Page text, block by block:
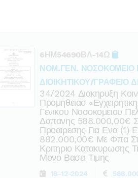
6ΗΜ54690ΒΛ-14Ω
ΝΟΜ.ΓΕΝ. ΝΟΣΟΚΟΜΕΙΟ
ΔΙΟΙΚΗΤΙΚΟΥ/ΓΡΑΦΕΙΟ
34/2024 Διακηρυξη
Προμηθειασ
Γενικου Νοσοκομειου
Δαπανης 588.000,00€
Προαιρεσης Για Ενα (1)
882.000,00€ Με Φπα Στο
Κριτηριο
Μονο Βασει Τιμης
18-12-2024